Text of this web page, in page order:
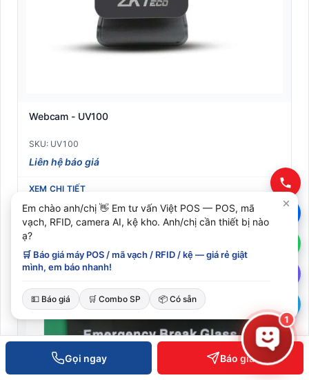
Gọi ngay Báo giá
Webcam - UV100
SKU: UV100
Liên hệ báo giá
XEM CHI TIẾT
1
Em chào anh/chị 👋 Em tư vấn Việt POS — POS, mã
vạch, RFID, camera AI, kệ kho. Anh/chị cần thiết bị nào
ạ?
🛒 Báo giá máy POS / mã vạch / RFID / kệ — giá rẻ giật
mình, em báo nhanh!
💵 Báo giá 🛒 Combo SP 📦 Có sẵn